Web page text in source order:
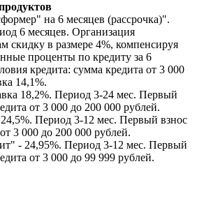
на 6 месяцев (рассрочка)".
6 месяцев. Организация
скидку в размере 4%, компенсируя
проценты по кредиту за 6
кредита: сумма кредита от 3 000
14,1%.
18,2%. Период 3-24 мес. Первый
от 3 000 до 200 000 рублей.
Период 3-12 мес. Первый взнос
3 000 до 200 000 рублей.
- 24,95%. Период 3-12 мес. Первый
от 3 000 до 99 999 рублей.